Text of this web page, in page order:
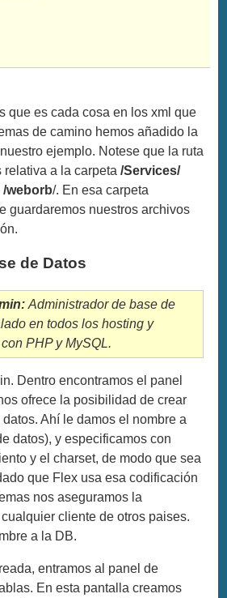
que es cada cosa en los xml que
de camino hemos añadido la
ejemplo. Notese que la ruta
relativa a la carpeta/Services/
/weborb/. En esa carpeta
guardaremos nuestros archivos
de Datos
Administrador de base de
en todos los hosting y
PHP y MySQL.
Dentro encontramos el panel
ofrece la posibilidad de crear
Ahí le damos el nombre a
datos), y especificamos con
y el charset, de modo que sea
que Flex usa esa codificación
nos aseguramos la
cliente de otros paises.
a la DB.
entramos al panel de
En esta pantalla creamos